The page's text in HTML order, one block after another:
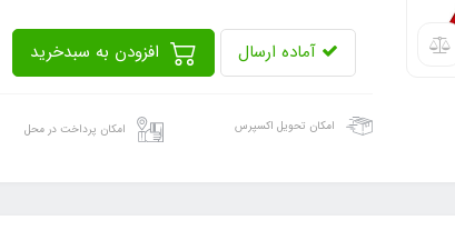
آماده ارسال
امکان تحویل اکسپرس امکان پرداخت در محل